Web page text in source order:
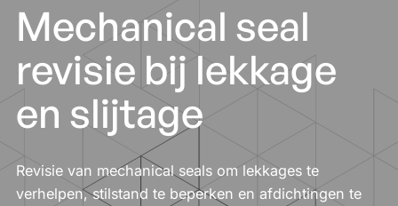
Mechanical seal
revisie bij lekkage
en slijtage
Revisie van mechanical seals om lekkages te
verhelpen, stilstand te beperken en afdichtingen te